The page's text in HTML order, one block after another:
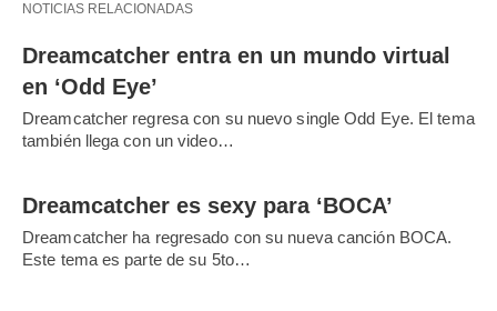
NOTICIAS RELACIONADAS
Dreamcatcher entra en un mundo virtual
en ‘Odd Eye’
Dreamcatcher regresa con su nuevo single Odd Eye. El tema
también llega con un video…
Dreamcatcher es sexy para ‘BOCA’
Dreamcatcher ha regresado con su nueva canción BOCA.
Este tema es parte de su 5to…